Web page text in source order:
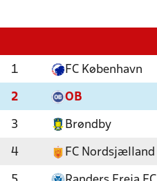
1 FC København
2 OB
3 Brøndby
4 FC Nordsjælland